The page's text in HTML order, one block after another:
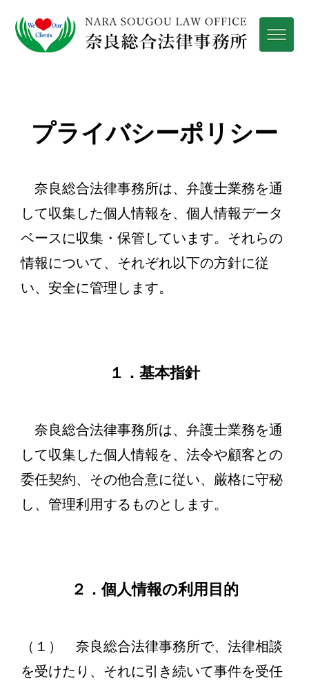
プライバシーポリシー
奈良総合法律事務所は、弁護士業務を通
して収集した個人情報を、個人情報データ
ベースに収集・保管しています。それらの
情報について、それぞれ以下の方針に従
い、安全に管理します。
１．基本指針
奈良総合法律事務所は、弁護士業務を通
して収集した個人情報を、法令や顧客との
委任契約、その他合意に従い、厳格に守秘
し、管理利用するものとします。
２．個人情報の利用目的
（１） 奈良総合法律事務所で、法律相談
を受けたり、それに引き続いて事件を受任